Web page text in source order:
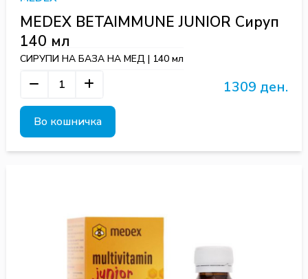
MEDEX BETAIMMUNE JUNIOR Сируп
140 мл
СИРУПИ НА БАЗА НА МЕД | 140 мл
1309 ден.
Во кошничка